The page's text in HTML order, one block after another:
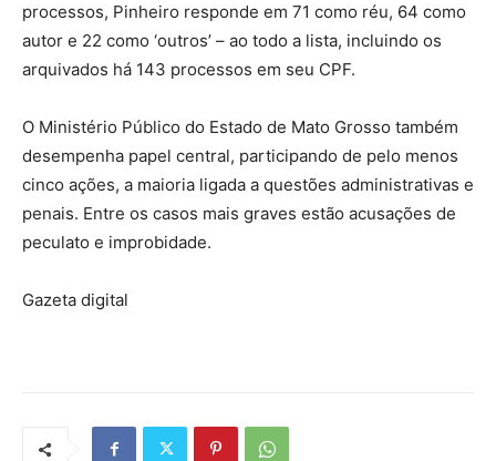
processos, Pinheiro responde em 71 como réu, 64 como
autor e 22 como ‘outros’ – ao todo a lista, incluindo os
arquivados há 143 processos em seu CPF.
O Ministério Público do Estado de Mato Grosso também
desempenha papel central, participando de pelo menos
cinco ações, a maioria ligada a questões administrativas e
penais. Entre os casos mais graves estão acusações de
peculato e improbidade.
Gazeta digital